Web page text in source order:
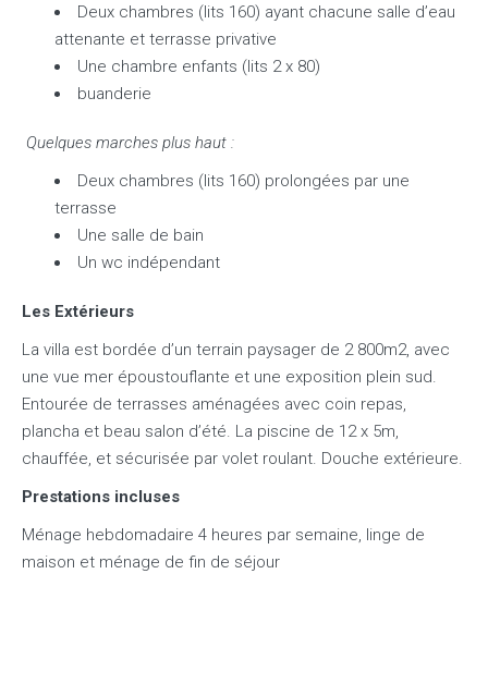
Deux chambres (lits 160) ayant chacune salle d’eau
attenante et terrasse privative
Une chambre enfants (lits 2 x 80)
buanderie
Quelques marches plus haut :
Deux chambres (lits 160) prolongées par une
terrasse
Une salle de bain
Un wc indépendant
Les Extérieurs
La villa est bordée d’un terrain paysager de 2 800m2, avec
une vue mer époustouflante et une exposition plein sud.
Entourée de terrasses aménagées avec coin repas,
plancha et beau salon d’été. La piscine de 12 x 5m,
chauffée, et sécurisée par volet roulant. Douche extérieure.
Prestations incluses
Ménage hebdomadaire 4 heures par semaine, linge de
maison et ménage de fin de séjour